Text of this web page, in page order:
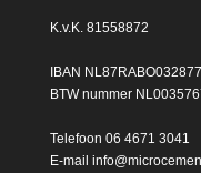
K.v.K. 81558872
IBAN
BTW nummer
Telefoon 06 4671 3041
E-mail